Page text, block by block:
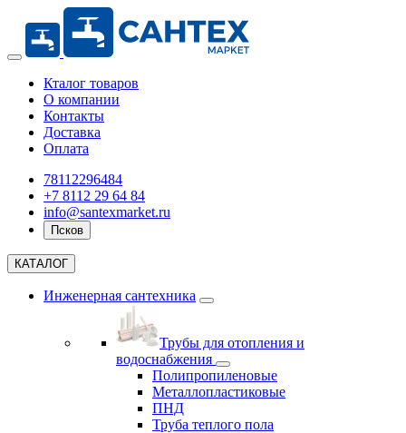
Кталог товаров
О компании
Контакты
Доставка
Оплата
78112296484
+7 8112 29 64 84
info@santexmarket.ru
Псков
КАТАЛОГ
Инженерная сантехника
Трубы для отопления и
водоснабжения
Полипропиленовые
Металлопластиковые
ПНД
Труба теплого пола